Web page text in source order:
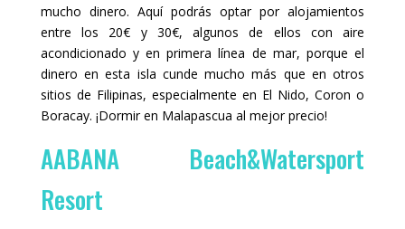
mucho dinero. Aquí podrás optar por alojamientos
entre los 20€ y 30€, algunos de ellos con aire
acondicionado y en primera línea de mar, porque el
dinero en esta isla cunde mucho más que en otros
sitios de Filipinas, especialmente en El Nido, Coron o
Boracay. ¡Dormir en Malapascua al mejor precio!
AABANA Beach&Watersport
Resort